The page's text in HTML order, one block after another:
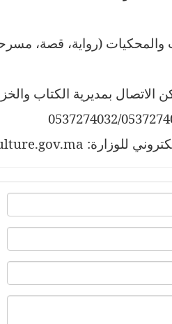
(رواية، قصة،
الاتصال بمديرية الكتاب
للوزارة: